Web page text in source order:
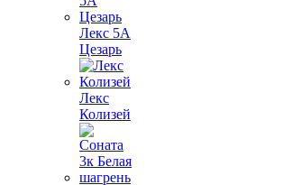
Лекс 5А
Цезарь
Лекс
Колизей